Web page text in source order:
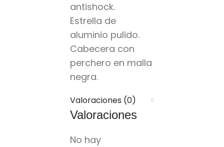
antishock.
Estrella de
aluminio pulido.
Cabecera con
perchero en malla
negra.
Valoraciones (0)
Valoraciones
No hay